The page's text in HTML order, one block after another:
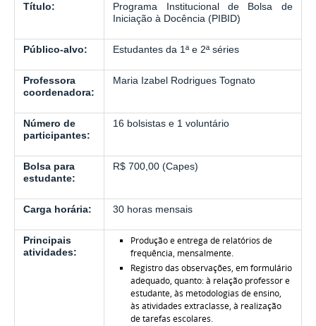
Título:
Programa Institucional de Bolsa de
Iniciação à Docência (PIBID)
Público-alvo: Estudantes da 1ª e 2ª séries
Professora
coordenadora:
Maria Izabel Rodrigues Tognato
Número de
participantes:
16 bolsistas e 1 voluntário
Bolsa para
estudante:
R$ 700,00 (Capes)
Carga horária: 30 horas mensais
Principais
atividades:
Produção e entrega de relatórios de
frequência, mensalmente.
Registro das observações, em formulário
adequado, quanto: à relação professor e
estudante, às metodologias de ensino,
às atividades extraclasse, à realização
de tarefas escolares.